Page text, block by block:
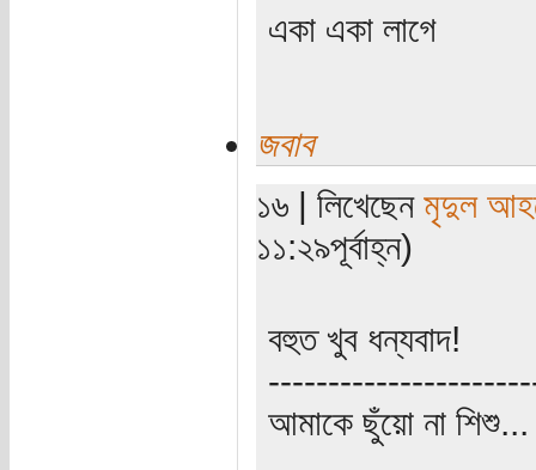
একা একা লাগে
জবাব
১৬ | লিখেছেন মৃদুল
১১:২৯পূর্বাহ্ন)
বহুত খুব ধন্যবাদ!
আমাকে ছুঁয়ো না শিশু...